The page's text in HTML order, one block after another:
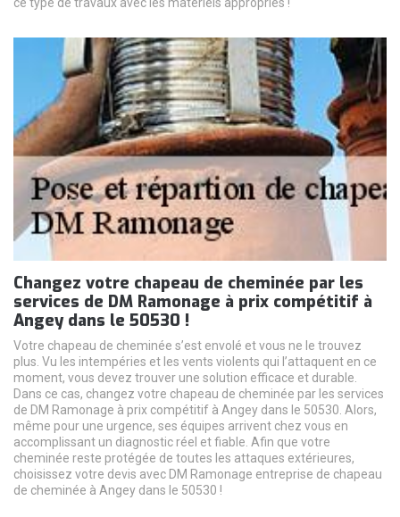
ce type de travaux avec les matériels appropriés !
Changez votre chapeau de cheminée par les
services de DM Ramonage à prix compétitif à
Angey dans le 50530 !
Votre chapeau de cheminée s’est envolé et vous ne le trouvez
plus. Vu les intempéries et les vents violents qui l’attaquent en ce
moment, vous devez trouver une solution efficace et durable.
Dans ce cas, changez votre chapeau de cheminée par les services
de DM Ramonage à prix compétitif à Angey dans le 50530. Alors,
même pour une urgence, ses équipes arrivent chez vous en
accomplissant un diagnostic réel et fiable. Afin que votre
cheminée reste protégée de toutes les attaques extérieures,
choisissez votre devis avec DM Ramonage entreprise de chapeau
de cheminée à Angey dans le 50530 !